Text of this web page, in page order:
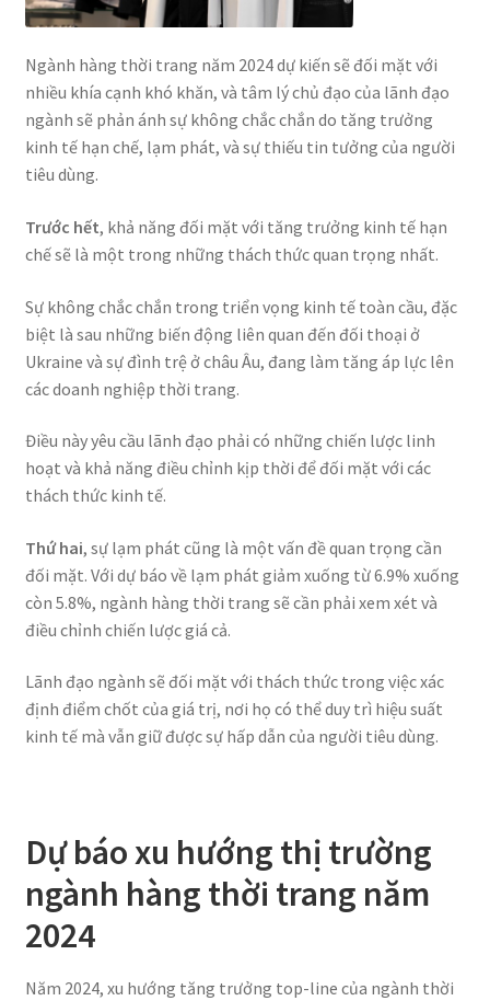
Ngành hàng thời trang năm 2024 dự kiến sẽ đối mặt với
nhiều khía cạnh khó khăn, và tâm lý chủ đạo của lãnh đạo
ngành sẽ phản ánh sự không chắc chắn do tăng trưởng
kinh tế hạn chế, lạm phát, và sự thiếu tin tưởng của người
tiêu dùng.
Trước hết, khả năng đối mặt với tăng trưởng kinh tế hạn
chế sẽ là một trong những thách thức quan trọng nhất.
Sự không chắc chắn trong triển vọng kinh tế toàn cầu, đặc
biệt là sau những biến động liên quan đến đối thoại ở
Ukraine và sự đình trệ ở châu Âu, đang làm tăng áp lực lên
các doanh nghiệp thời trang.
Điều này yêu cầu lãnh đạo phải có những chiến lược linh
hoạt và khả năng điều chỉnh kịp thời để đối mặt với các
thách thức kinh tế.
Thứ hai, sự lạm phát cũng là một vấn đề quan trọng cần
đối mặt. Với dự báo về lạm phát giảm xuống từ 6.9% xuống
còn 5.8%, ngành hàng thời trang sẽ cần phải xem xét và
điều chỉnh chiến lược giá cả.
Lãnh đạo ngành sẽ đối mặt với thách thức trong việc xác
định điểm chốt của giá trị, nơi họ có thể duy trì hiệu suất
kinh tế mà vẫn giữ được sự hấp dẫn của người tiêu dùng.
Dự báo xu hướng thị trường
ngành hàng thời trang năm
2024
Năm 2024, xu hướng tăng trưởng top-line của ngành thời